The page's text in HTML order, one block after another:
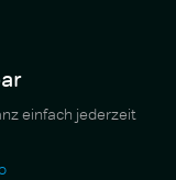
einfach jederzeit